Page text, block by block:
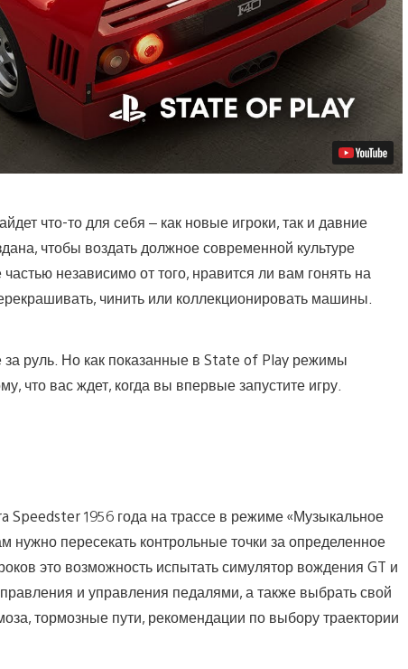
что-то для себя – как новые игроки, так и давние
чтобы воздать должное современной культуре
независимо от того, нравится ли вам гонять на
чинить или коллекционировать машины.
руль. Но как показанные в State of Play режимы
что вас ждет, когда вы впервые запустите игру.
1956 года на трассе в режиме «Музыкальное
нужно пересекать контрольные точки за определенное
это возможность испытать симулятор вождения GT и
и управления педалями, а также выбрать свой
тормозные пути, рекомендации по выбору траектории